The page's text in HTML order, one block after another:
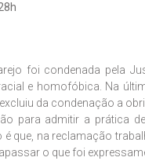
foi condenada pela
e homofóbica. Na
excluiu da condenação a
para admitir a prática
é que, na reclamação
o que foi